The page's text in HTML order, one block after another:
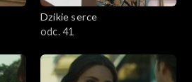
Dzikie serce
odc. 41